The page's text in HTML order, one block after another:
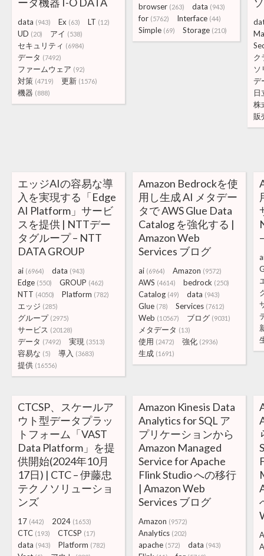
data (943) Ex (63) LT (12)
UD (20) アイ (538)
セキュリティ (6984)
データ (7492)
ファームウェア (92)
対策 (4719) 更新 (1576)
機器 (888)
browser (263) data (943)
for (5762) Interface (44)
Simple (69) Storage (210)
ク
ソ
デ
日
株
販
エッジAIの容易な導
入を実現する「Edge
AI Platform」サービ
スを提供 | NTTデー
タグループ – NTT
DATA GROUP
ai (6964) data (943)
Edge (550) GROUP (462)
NTT (4050) Platform (782)
エッジ (285)
グループ (2975)
サービス (20128)
データ (7492) 実現 (3513)
容易な (5) 導入 (3683)
提供 (16556)
Amazon Bedrockを使
用し生成 AI メタデー
タで AWS Glue Data
Catalog を強化する |
Amazon Web
Services ブログ
ai (6964) Amazon (9572)
AWS (4614) bedrock (250)
Catalog (49) data (943)
Glue (78) Services (7612)
Web (10567) ブログ (9031)
メタデータ (13)
使用 (2472) 強化 (2936)
生成 (1691)
CTCSP、スケールア
ウト型データプラッ
トフォーム「VAST
Data Platform」を提
供開始(2024年10月
17日) | CTC – 伊藤忠
テクノソリューショ
ンズ
17 (442) 2024 (1653)
CTC (193) CTCSP (17)
data (943) Platform (782)
Amazon Kinesis Data
Analytics for SQL ア
プリケーションから
Amazon Managed
Service for Apache
Flink Studio への移行
| Amazon Web
Services ブログ
Amazon (9572)
Analytics (202)
apache (572) data (943)